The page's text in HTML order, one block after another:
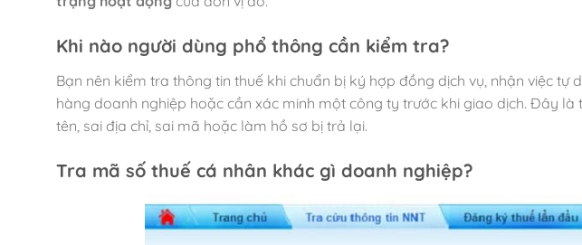
Khi nào người dùng phổ thông cần kiểm tra?
Bạn nên kiểm tra thông tin thuế khi chuẩn bị ký hợp đồng dịch vụ, nhận việc tự
hàng doanh nghiệp hoặc cần xác minh một công ty trước khi giao dịch. Đây là
tên, sai địa chỉ, sai mã hoặc làm hồ sơ bị trả lại.
Tra mã số thuế cá nhân khác gì doanh nghiệp?